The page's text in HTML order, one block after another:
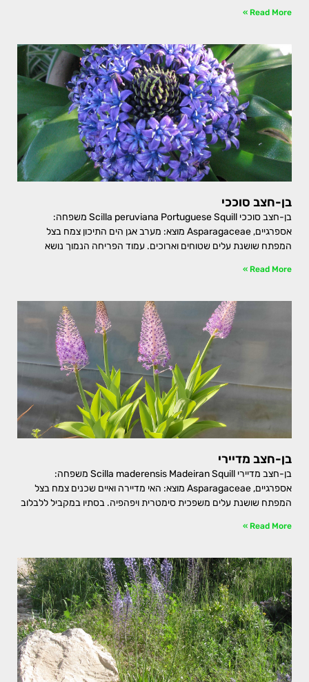
Read More »
בן-חצב סוככי
בן-חצב סוככי Scilla peruviana Portuguese Squill משפחה:
אספרגיים, Asparagaceae מוצא: מערב אגן הים התיכון צמח בצל
המפתח שושנת עלים שטוחים וארוכים. עמוד הפריחה הנמוך נושא
Read More »
בן-חצב מדיירי
בן-חצב מדיירי Scilla maderensis Madeiran Squill משפחה:
אספרגיים, Asparagaceae מוצא: האי מדיירה ואיים שכנים צמח בצל
המפתח שושנת עלים משפכית סימטרית ויפהפיה. בסתיו במקביל ללבלוב
Read More »